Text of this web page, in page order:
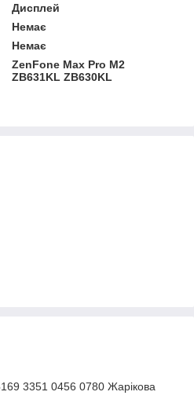
Дисплей
Немає
Немає
ZenFone Max Pro M2
ZB631KL ZB630KL
3351 0456 0780 Жарікова